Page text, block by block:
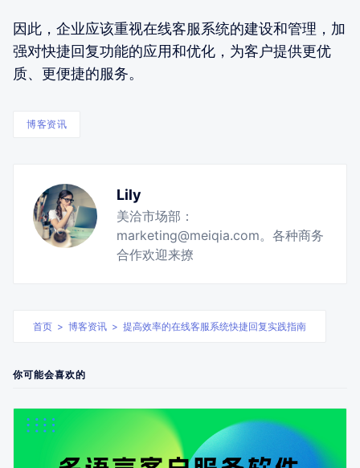
因此，企业应该重视在线客服系统的建设和管理，加
强对快捷回复功能的应用和优化，为客户提供更优
质、更便捷的服务。
博客资讯
Lily
美洽市场部：
marketing@meiqia.com。各种商务
合作欢迎来撩
首页 > 博客资讯 > 提高效率的在线客服系统快捷回复实践指南
你可能会喜欢的